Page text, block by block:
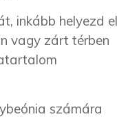
inkább helyezd el
vagy zárt térben
számára